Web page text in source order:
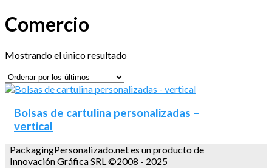
Comercio
Mostrando el único resultado
Bolsas de cartulina personalizadas –
vertical
PackagingPersonalizado.net es un producto de
Innovación Gráfica SRL ©2008 - 2025